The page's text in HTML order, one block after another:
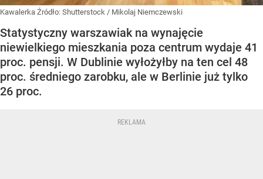
Kawalerka Źródło: Shutterstock / Mikolaj Niemczewski
Statystyczny warszawiak na wynajęcie
niewielkiego mieszkania poza centrum wydaje 41
proc. pensji. W Dublinie wyłożyłby na ten cel 48
proc. średniego zarobku, ale w Berlinie już tylko
26 proc.